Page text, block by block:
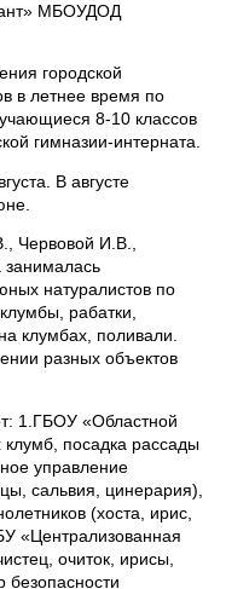
МБОУДОД
городской
в летнее время по
8-10 классов
гимназии-интерната.
В августе
Червовой И.В.,
натуралистов по
рабатки,
клумбах, поливали.
разных объектов
1.ГБОУ «Областной
клумб, посадка рассады
управление
сальвия, цинерария),
(хоста, ирис,
«Централизованная
очиток, ирисы,
безопасности